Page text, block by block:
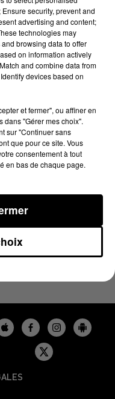
12/2023
Fred sur 100%
security, prevent and
advertising and content;
technologies may
browsing data to offer
on information actively
and combine data from
devices based on
et fermer", ou affiner en
dans "Gérer mes choix".
sur "Continuer sans
que pour ce site. Vous
consentement à tout
en bas de chaque page.